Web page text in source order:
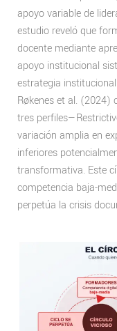
apoyo variable de
estudio reveló que
docente mediante
apoyo institucional
estrategia
Røkenes et al.
tres
variación amplia en
inferiores
transformativa. Este
competencia baja-
perpetúa la crisis